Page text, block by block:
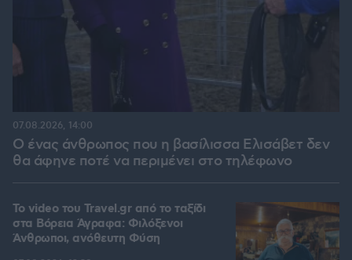
Ο ένας άνθρωπος που η βασίλισσα Ελισάβετ δεν
θα άφηνε ποτέ να περιμένει στο τηλέφωνο
07.08.2026, 14:00
To video του Travel.gr από το ταξίδι
στα Βόρεια Άγραφα: Φιλόξενοι
Άνθρωποι, ανόθευτη Φύση